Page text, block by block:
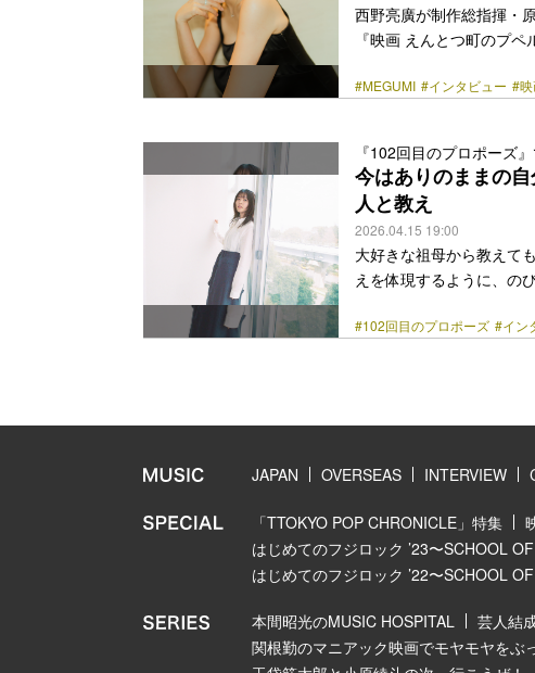
西野亮廣が制作総指揮・
『映画 えんとつ町のプ
とになったのは西野の相
を演じたのはMEGUMI。
ら、“同級生”のような
class="more-link"
#MEGUMI #インタビュー #
『102回目のプロポーズ
今はありのままの
人と教え
2026.04.15 19:00
大好きな祖母から教えて
えを体現するように、の
作が、35年の時を超え蘇
太陽と運命の出会いを果
#102回目のプロポーズ #イン
JAPAN OVERSEAS INTERVIEW
「TTOKYO POP CHRONICLE」特集
はじめてのフジロック ’23〜SCHOOL
はじめてのフジロック ’22〜SCHOOL
本間昭光のMUSIC HOSPITAL 芸人結
関根勤のマニアック映画でモヤモヤをぶ